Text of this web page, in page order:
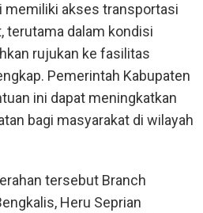
memiliki akses transportasi
terutama dalam kondisi
rujukan ke fasilitas
Pemerintah Kabupaten
ini dapat meningkatkan
bagi masyarakat di wilayah
tersebut Branch
Heru Seprian